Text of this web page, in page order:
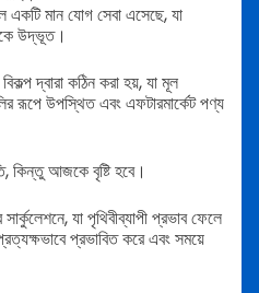
একটি মান যোগ সেবা এসেছে, যা
উদ্ভূত।
দ্বারা কঠিন করা হয়, যা মূল
রূপে উপস্থিত এবং এফটারমার্কেট পণ্য
কিন্তু আজকে বৃষ্টি হবে।
যা পৃথিবীব্যাপী প্রভাব ফেলে
প্রভাবিত করে এবং সময়ে